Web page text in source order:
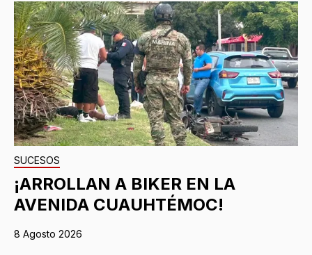
SUCESOS
¡ARROLLAN A BIKER EN LA
AVENIDA CUAUHTÉMOC!
8 Agosto 2026